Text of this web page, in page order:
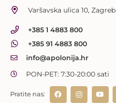
Varšavska ulica 10, Zagreb
+385 1 4883 800
+385 91 4883 800
info@apolonija.hr
PON-PET: 7:30-20:00 sati
Pratite nas: